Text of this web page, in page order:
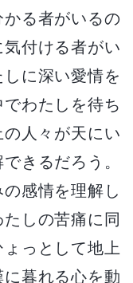
る者がいるの
付ける者がい
に深い愛情を
わたしを待ち
人々が天にい
きるだろう。
感情を理解し
しの苦痛に同
っとして地上
暮れる心を動